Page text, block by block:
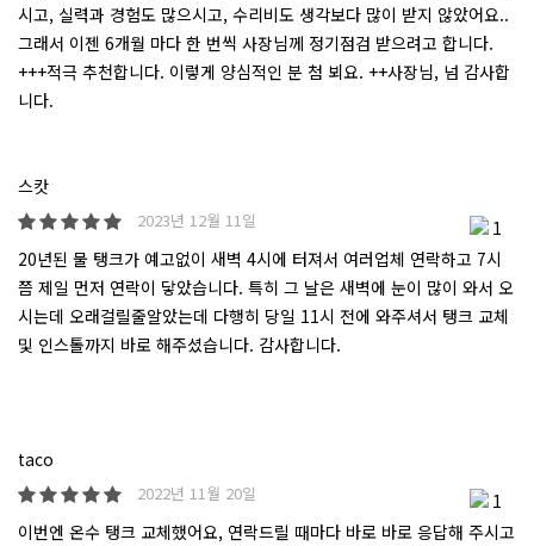
시고, 실력과 경험도 많으시고, 수리비도 생각보다 많이 받지 않았어요..
그래서 이젠 6개월 마다 한 번씩 사장님께 정기점검 받으려고 합니다.
+++적극 추천합니다. 이렇게 양심적인 분 첨 뵈요. ++사장님, 넘 감사합
니다.
스캇
2023년 12월 11일
1
20년된 물 탱크가 예고없이 새벽 4시에 터져서 여러업체 연락하고 7시
쯤 제일 먼저 연락이 닿았습니다. 특히 그 날은 새벽에 눈이 많이 와서 오
시는데 오래걸릴줄알았는데 다행히 당일 11시 전에 와주셔서 탱크 교체
및 인스톨까지 바로 해주셨습니다. 감사합니다.
taco
2022년 11월 20일
1
이번엔 온수 탱크 교체했어요, 연락드릴 때마다 바로 바로 응답해 주시고